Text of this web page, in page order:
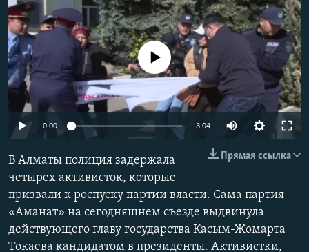
Auto 240p
720p
No media source currently available
0:00 3:04
480p
720p
1080p
Прямая ссылка
В Алматы полиция задержала
четырех активисток, которые
призвали к роспуску партии власти. Сама партия
«Аманат» на сегодняшнем съезде выдвинула
действующего главу государства Касым-Жомарта
Токаева кандидатом в президенты. Активистки,